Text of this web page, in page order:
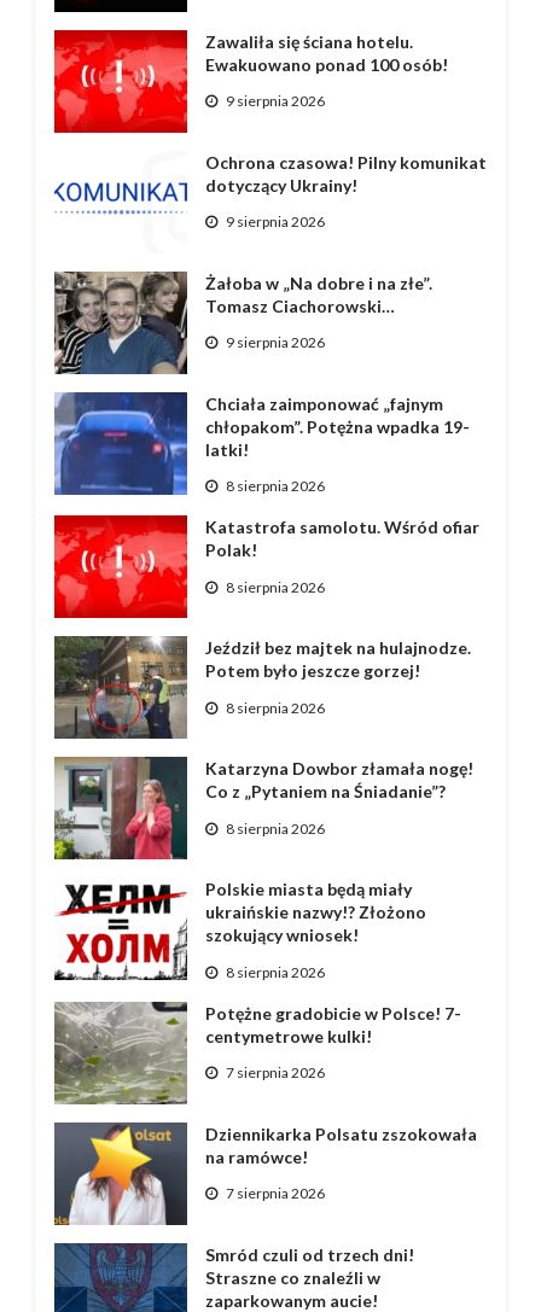
Zawaliła się ściana hotelu.
Ewakuowano ponad 100 osób!
9 sierpnia 2026
Ochrona czasowa! Pilny komunikat
dotyczący Ukrainy!
9 sierpnia 2026
Żałoba w „Na dobre i na złe”.
Tomasz Ciachorowski…
9 sierpnia 2026
Chciała zaimponować „fajnym
chłopakom”. Potężna wpadka 19-
latki!
8 sierpnia 2026
Katastrofa samolotu. Wśród ofiar
Polak!
8 sierpnia 2026
Jeździł bez majtek na hulajnodze.
Potem było jeszcze gorzej!
8 sierpnia 2026
Katarzyna Dowbor złamała nogę!
Co z „Pytaniem na Śniadanie”?
8 sierpnia 2026
Polskie miasta będą miały
ukraińskie nazwy!? Złożono
szokujący wniosek!
8 sierpnia 2026
Potężne gradobicie w Polsce! 7-
centymetrowe kulki!
7 sierpnia 2026
Dziennikarka Polsatu zszokowała
na ramówce!
7 sierpnia 2026
Smród czuli od trzech dni!
Straszne co znaleźli w
zaparkowanym aucie!